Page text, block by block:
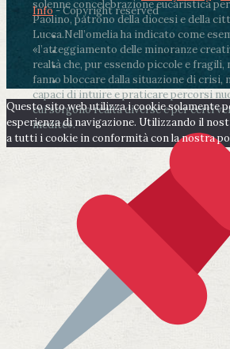
solenne concelebrazione eucaristica
Paolino, patrono della diocesi e della
Lucca.Nell’omelia ha indicato come
«l’atteggiamento delle minoranze
realtà che, pur essendo piccole e fragili,
fanno bloccare dalla situazione di crisi,
capaci di intuire e praticare percorsi
cui sorgono realtà diverse e per certi
inedite».
Info- Copyright reserved
Questo sito web utilizza i cookie solamente
esperienza di navigazione. Utilizzando il
a tutti i cookie in conformità con la nostra